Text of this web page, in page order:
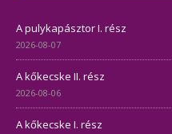
A pulykapásztor I. rész
2026-08-07
A kőkecske II. rész
2026-08-06
A kőkecske I. rész